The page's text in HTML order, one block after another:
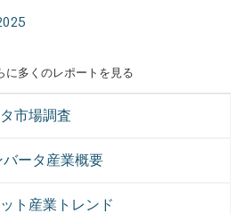
に多くのレポートを見る
市場調査
ータ産業概要
ト産業トレンド